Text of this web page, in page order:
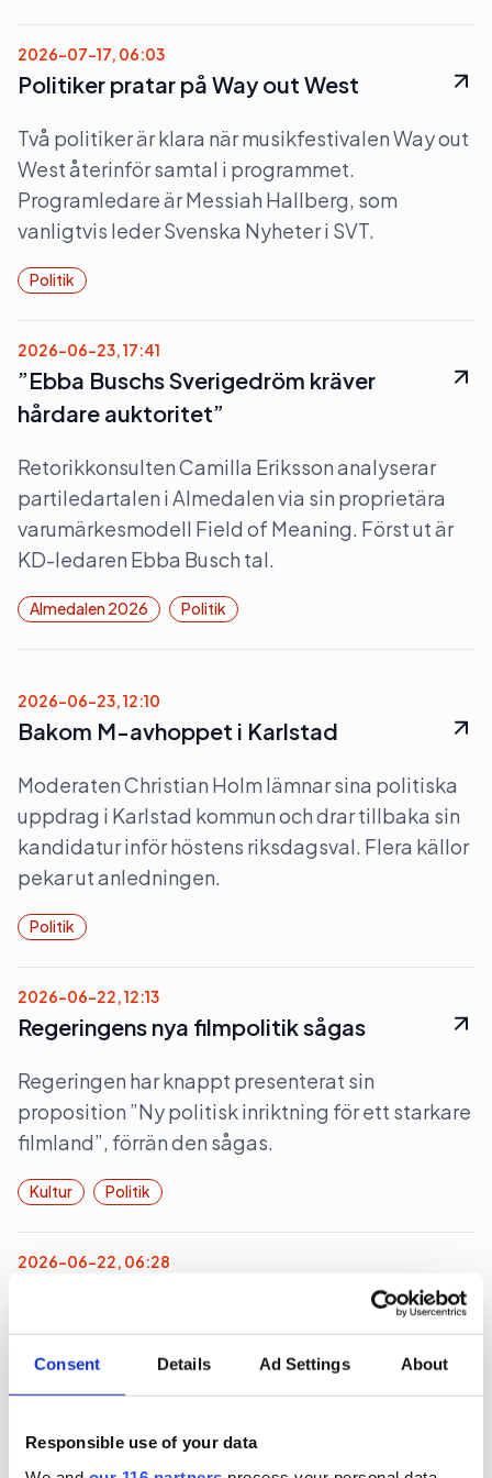
Consent Details Ad Settings About
Responsible use of your data
2026-07-17, 06:03
Politiker pratar på Way out West
Två politiker är klara när musikfestivalen Way out
West återinför samtal i programmet.
Programledare är Messiah Hallberg, som
vanligtvis leder Svenska Nyheter i SVT.
Politik
2026-06-23, 17:41
”Ebba Buschs Sverigedröm kräver
hårdare auktoritet”
Retorikkonsulten Camilla Eriksson analyserar
partiledartalen i Almedalen via sin proprietära
varumärkesmodell Field of Meaning. Först ut är
KD-ledaren Ebba Busch tal.
Almedalen 2026 Politik
2026-06-23, 12:10
Bakom M-avhoppet i Karlstad
Moderaten Christian Holm lämnar sina politiska
uppdrag i Karlstad kommun och drar tillbaka sin
kandidatur inför höstens riksdagsval. Flera källor
pekar ut anledningen.
Politik
2026-06-22, 12:13
Regeringens nya filmpolitik sågas
Regeringen har knappt presenterat sin
proposition ”Ny politisk inriktning för ett starkare
filmland”, förrän den sågas.
Kultur Politik
2026-06-22, 06:28
Nej det blir inte Botkyrka när partiledaren (s)
valturné i Sverige. Dock blir det flera klassiska
turistorter.